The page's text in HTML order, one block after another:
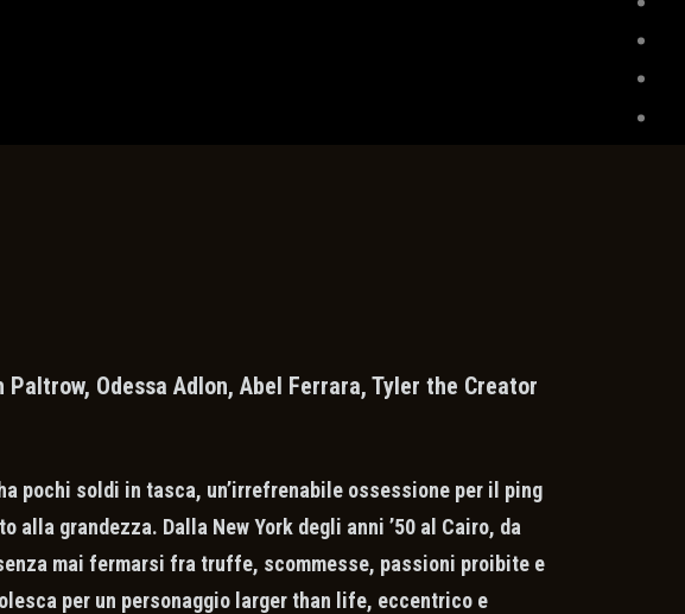
Odessa Adlon, Abel Ferrara, Tyler the Creator
pochi soldi in tasca, un’irrefrenabile ossessione per il ping
alla grandezza. Dalla New York degli anni ’50 al Cairo, da
mai fermarsi fra truffe, scommesse, passioni proibite e
per un personaggio larger than life, eccentrico e